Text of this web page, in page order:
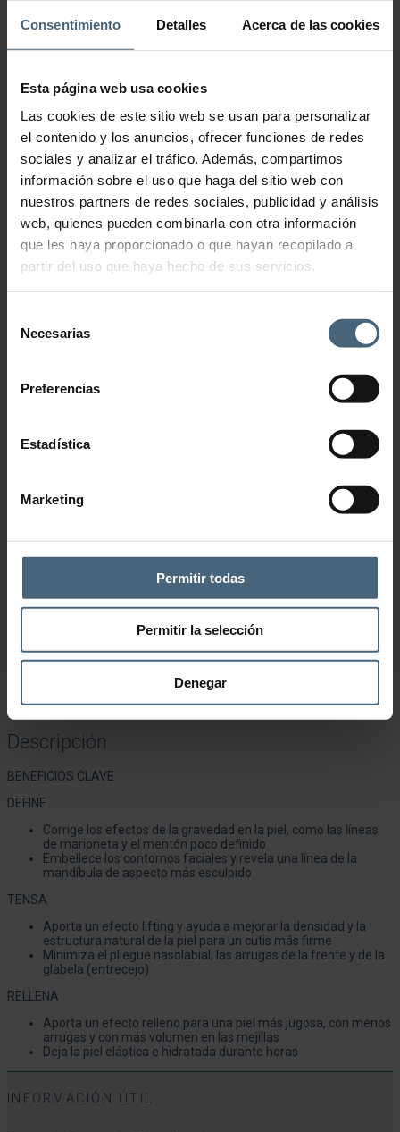
Consentimiento Detalles Acerca de las cookies
Esta página web usa cookies
Las cookies de este sitio web se usan para personalizar
el contenido y los anuncios, ofrecer funciones de redes
sociales y analizar el tráfico. Además, compartimos
información sobre el uso que haga del sitio web con
nuestros partners de redes sociales, publicidad y análisis
web, quienes pueden combinarla con otra información
que les haya proporcionado o que hayan recopilado a
partir del uso que haya hecho de sus servicios.
Necesarias
Preferencias
Estadística
Marketing
Permitir todas
Permitir la selección
Denegar
Cream
Crema redensificante tensora.
Creada para tratar los distintos signos de la edad de los 3 tercios del
rostro, esta innovadora crema aporta una visible acción tensora y de
relleno para combatir los efectos de la gravedad, a la vez que define
el contorno facial y mejora la pérdida de volúmenes.
Inhibit Definition Lifting Cream cantidad
Añadir al carrito
CATEGORÍA:NATURA BISSÉ
Descripción
BENEFICIOS CLAVE
DEFINE
Corrige los efectos de la gravedad en la piel, como las líneas
de marioneta y el mentón poco definido
Embellece los contornos faciales y revela una línea de la
mandíbula de aspecto más esculpido
TENSA
Aporta un efecto lifting y ayuda a mejorar la densidad y la
estructura natural de la piel para un cutis más firme
Minimiza el pliegue nasolabial, las arrugas de la frente y de la
glabela (entrecejo)
RELLENA
Aporta un efecto relleno para una piel más jugosa, con menos
arrugas y con más volumen en las mejillas
Deja la piel elástica e hidratada durante horas
INFORMACIÓN ÚTIL